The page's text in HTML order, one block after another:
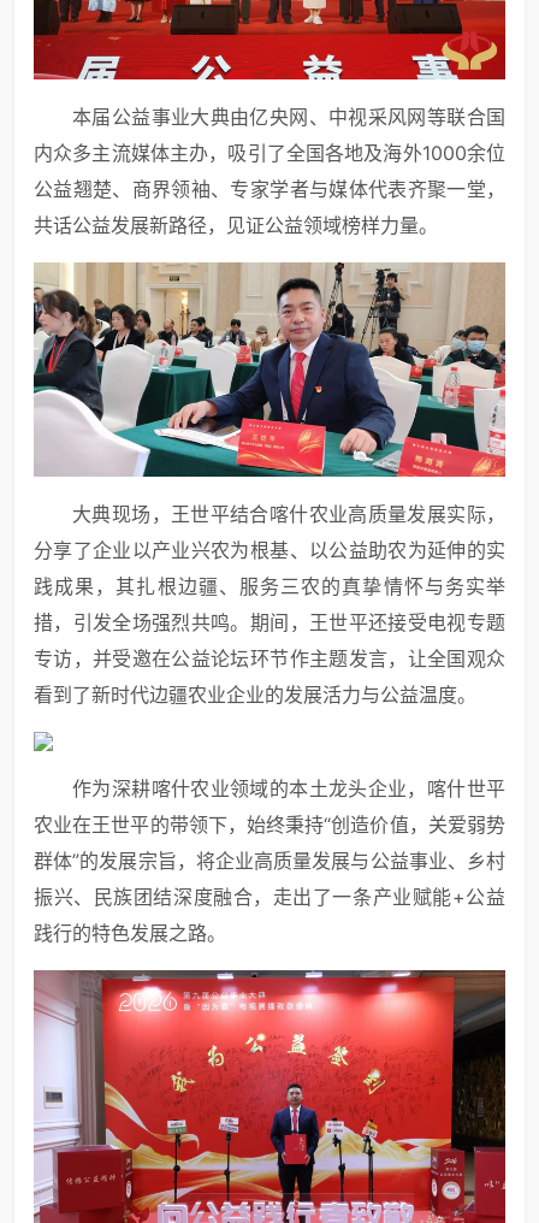
本届公益事业大典由亿央网、中视采风网等联合国
内众多主流媒体主办，吸引了全国各地及海外1000余位
公益翘楚、商界领袖、专家学者与媒体代表齐聚一堂，
共话公益发展新路径，见证公益领域榜样力量。
大典现场，王世平结合喀什农业高质量发展实际，
分享了企业以产业兴农为根基、以公益助农为延伸的实
践成果，其扎根边疆、服务三农的真挚情怀与务实举
措，引发全场强烈共鸣。期间，王世平还接受电视专题
专访，并受邀在公益论坛环节作主题发言，让全国观众
看到了新时代边疆农业企业的发展活力与公益温度。
作为深耕喀什农业领域的本土龙头企业，喀什世平
农业在王世平的带领下，始终秉持“创造价值，关爱弱势
群体”的发展宗旨，将企业高质量发展与公益事业、乡村
振兴、民族团结深度融合，走出了一条产业赋能+公益
践行的特色发展之路。